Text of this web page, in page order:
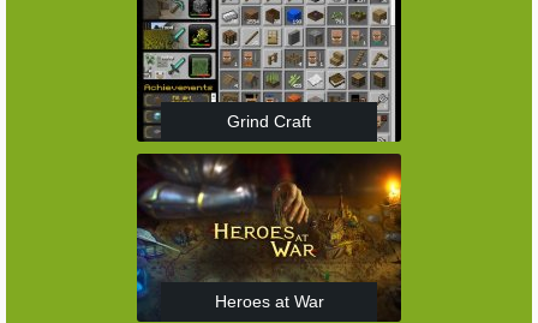
Grind Craft
Heroes at War